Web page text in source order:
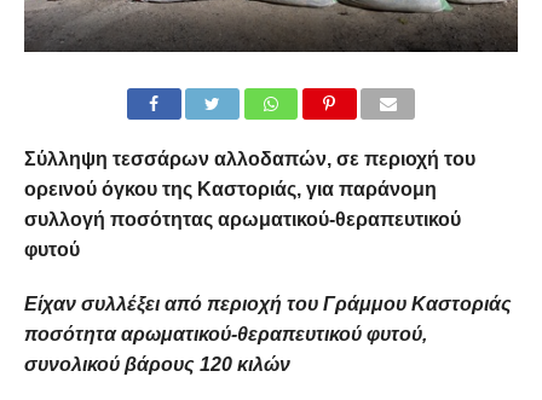
Σύλληψη τεσσάρων αλλοδαπών,σε περιοχή του
ορεινού όγκου της Καστοριάς,για παράνομη
συλλογή ποσότητας αρωματικού-θεραπευτικού
φυτού
Είχαν συλλέξει από περιοχή του Γράμμου Καστοριάς
ποσότητα αρωματικού-θεραπευτικού φυτού,
συνολικού βάρους 120 κιλών